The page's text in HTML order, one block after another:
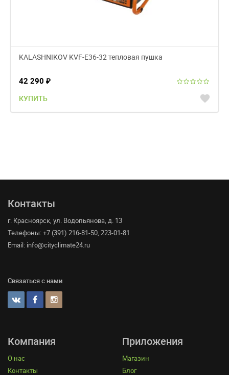
KALASHNIKOV KVF-E36-32 тепловая пушка
42 290 ₽
КУПИТЬ favorite
Контакты
г. Красноярск, ул. Водопьянова, д. 13
Телефоны: +7 (391) 216-81-50, 223-01-81
Email: info@cityclimate24.ru
Связаться с нами
Компания
О нас
Контакты
Приложения
Магазин
Блог